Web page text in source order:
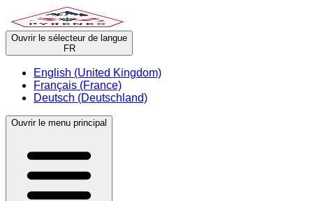
Ouvrir le sélecteur de langue
FR
English (United Kingdom)
Français (France)
Deutsch (Deutschland)
Ouvrir le menu principal